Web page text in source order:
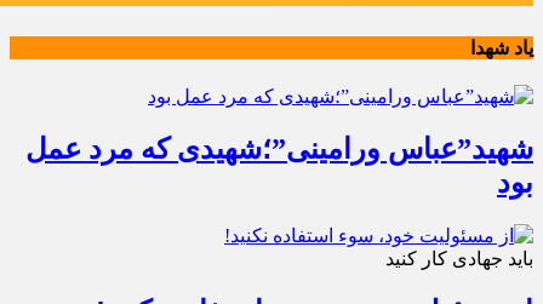
یاد شهدا
شهید”عباس ورامینی”؛شهیدی که مرد عمل
بود
باید جهادی کار کنید